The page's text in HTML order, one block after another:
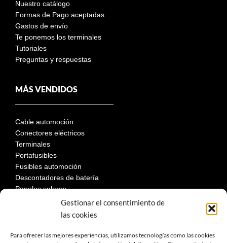
Gestionar el consentimiento de
las cookies
Para ofrecer las mejores experiencias, utilizamos tecnologías como las cookies
Nuestro catálogo
Formas de Pago aceptadas
Gastos de envío
Te ponemos los terminales
Tutoriales
Preguntas y respuestas
MÁS VENDIDOS
Cable automoción
Conectores eléctricos
Terminales
Portafusibles
Fusibles automoción
Descontadores de batería
Paneles solares